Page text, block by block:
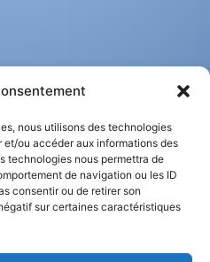
nous utilisons des technologies
ou accéder aux informations des
technologies nous permettra de
de navigation ou les ID
consentir ou de retirer son
sur certaines caractéristiques
+32 2 225 95 00
info@aeio.be